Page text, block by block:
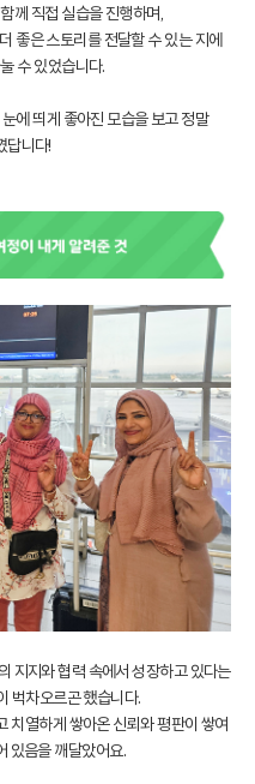
께 직접 실습을 진행하며,
좋은 스토리를 전달할 수 있는 지에
수 있었습니다.
에 띄게 좋아진 모습을 보고 정말
답니다!
지지와 협력 속에서 성장하고 있다는
벅차오르곤 했습니다.
치열하게 쌓아온 신뢰와 평판이 쌓여
있음을 깨달았어요.